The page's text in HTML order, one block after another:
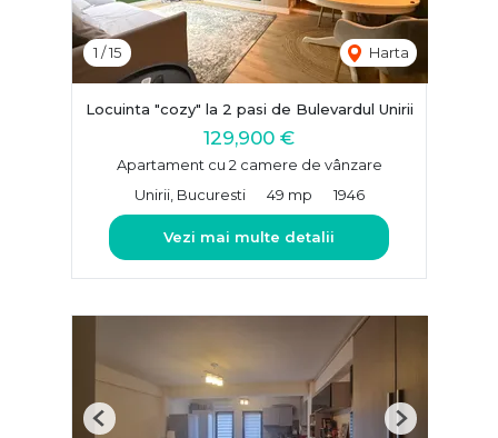
1 /15 Harta
Locuinta "cozy" la 2 pasi de Bulevardul Unirii
129,900 €
Apartament cu 2 camere de vânzare
Unirii, Bucuresti
49 mp 1946
Vezi mai multe detalii
Previous Next